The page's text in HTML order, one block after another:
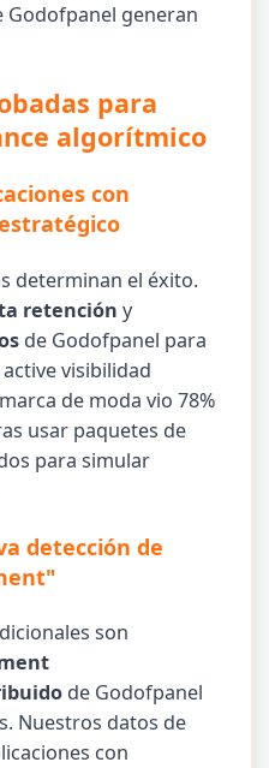
generan
para
algorítmico
con
determinan el éxito.
retención y
de Godofpanel para
visibilidad
de moda vio 78%
usar paquetes de
para simular
detección de
son
de Godofpanel
Nuestros datos de
con